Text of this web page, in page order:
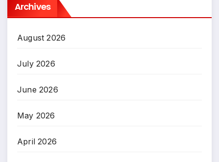
Archives
August 2026
July 2026
June 2026
May 2026
April 2026